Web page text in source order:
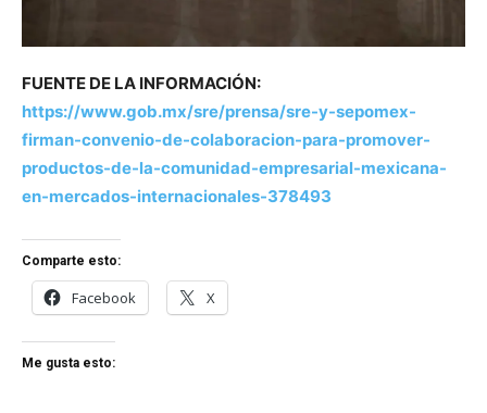
FUENTE DE LA INFORMACIÓN:
https://www.gob.mx/sre/prensa/sre-y-sepomex-
firman-convenio-de-colaboracion-para-promover-
productos-de-la-comunidad-empresarial-mexicana-
en-mercados-internacionales-378493
Comparte esto:
Facebook X
Me gusta esto: